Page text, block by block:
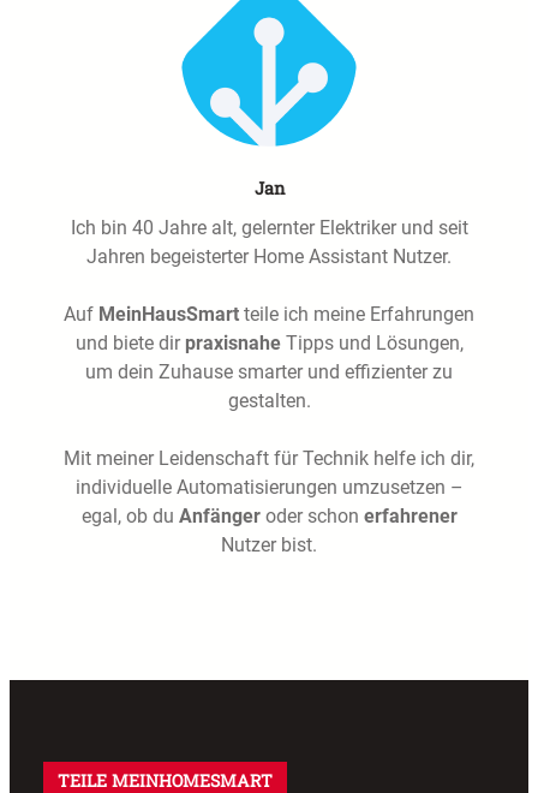
Jan
Ich bin 40 Jahre alt, gelernter Elektriker und seit
Jahren begeisterter Home Assistant Nutzer.
Auf MeinHausSmart teile ich meine Erfahrungen
und biete dir praxisnaheTipps und Lösungen,
um dein Zuhause smarter und effizienter zu
gestalten.
Mit meiner Leidenschaft für Technik helfe ich dir,
individuelle Automatisierungen umzusetzen –
egal, ob du Anfängeroder schon erfahrener
Nutzer bist.
TEILE MEINHOMESMART